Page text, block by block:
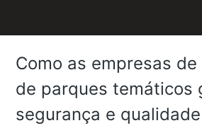
Como as empresas
de parques temáticos
segurança e qualidade